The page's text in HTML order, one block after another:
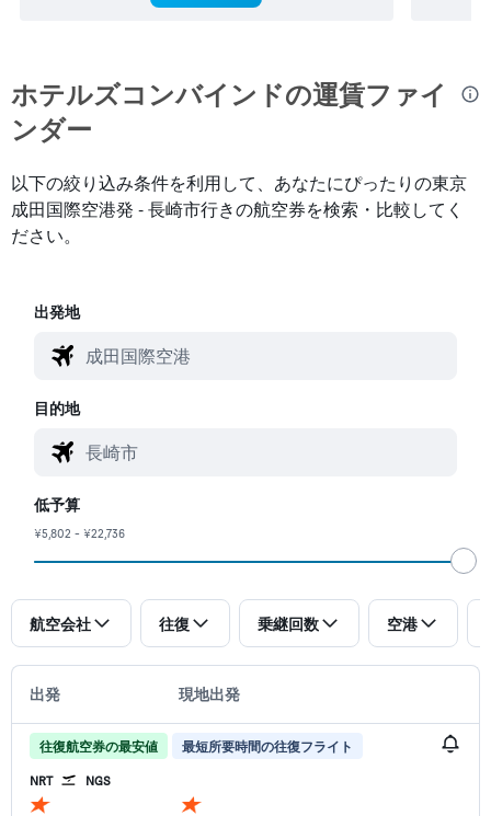
ホテルズコンバインド​の運賃ファイ
ンダー
以下の絞り込み条件を利用して、あなたにぴったりの東京
成田国際空港発 - 長崎市行きの航空券を検索・比較してく
ださい。
出発地
目的地
低予算
¥5,802 - ¥22,736
航空会社 往復 乗継回数 空港
出発 現地出発
往復航空券の最安値 最短所要時間の往復フライト
NRT NGS